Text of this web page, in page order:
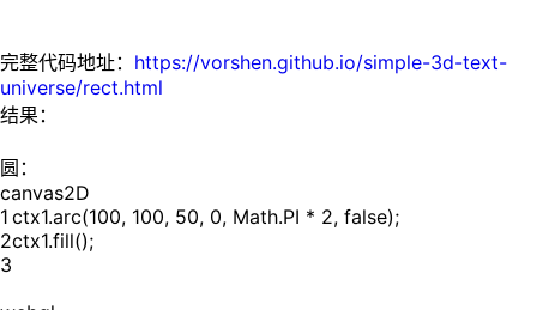
完整代码地址： https://vorshen.github.io/simple-3d-text-
universe/rect.html
结果：
圆：
canvas2D
1
2
3
ctx1.arc(100, 100, 50, 0, Math.PI * 2, false);
ctx1.fill();